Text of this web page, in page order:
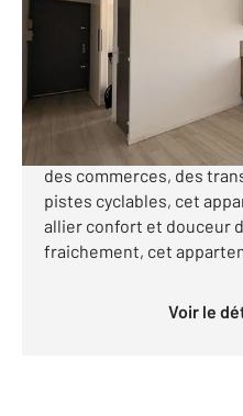
Appartement T2 à
99 900 €
*** AGDE -
JARDIN PRIVATIF ***
des commerces, des
pistes cyclables, cet
allier confort et douceur
fraichement, cet
Voir le